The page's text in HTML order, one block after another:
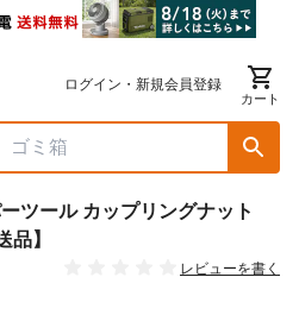
ログイン・新規会員登録
カート
ツール カップリングナット
品】
レビューを書く